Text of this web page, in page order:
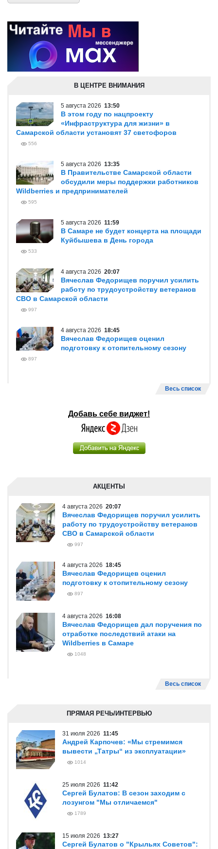
В ЦЕНТРЕ ВНИМАНИЯ
5 августа 2026 13:50
В этом году по нацпроекту
«Инфраструктура для жизни» в
Самарской области установят 37 светофоров
556
5 августа 2026 13:35
В Правительстве Самарской области
обсудили меры поддержки работников
Wildberries и предпринимателей
595
5 августа 2026 11:59
В Самаре не будет концерта на площади
Куйбышева в День города
533
4 августа 2026 20:07
Вячеслав Федорищев поручил усилить
работу по трудоустройству ветеранов
СВО в Самарской области
997
4 августа 2026 18:45
Вячеслав Федорищев оценил
подготовку к отопительному сезону
897
Весь список
Добавь себе виджет!
АКЦЕНТЫ
4 августа 2026 20:07
Вячеслав Федорищев поручил усилить
работу по трудоустройству ветеранов
СВО в Самарской области
997
4 августа 2026 18:45
Вячеслав Федорищев оценил
подготовку к отопительному сезону
897
4 августа 2026 16:08
Вячеслав Федорищев дал поручения по
отработке последствий атаки на
Wildberries в Самаре
1048
Весь список
ПРЯМАЯ РЕЧЬ/ИНТЕРВЬЮ
31 июля 2026 11:45
Андрей Карпочев: «Мы стремимся
вывести „Татры“ из эксплуатации»
1014
25 июля 2026 11:42
Сергей Булатов: В сезон заходим с
лозунгом "Мы отличаемся"
1789
15 июля 2026 13:27
Сергей Булатов о "Крыльях Советов":